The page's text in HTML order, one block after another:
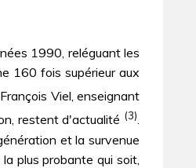
1990, reléguant les
160 fois supérieur aux
Viel, enseignant
restent d'actualité (3).
et la survenue
plus probante qui soit,